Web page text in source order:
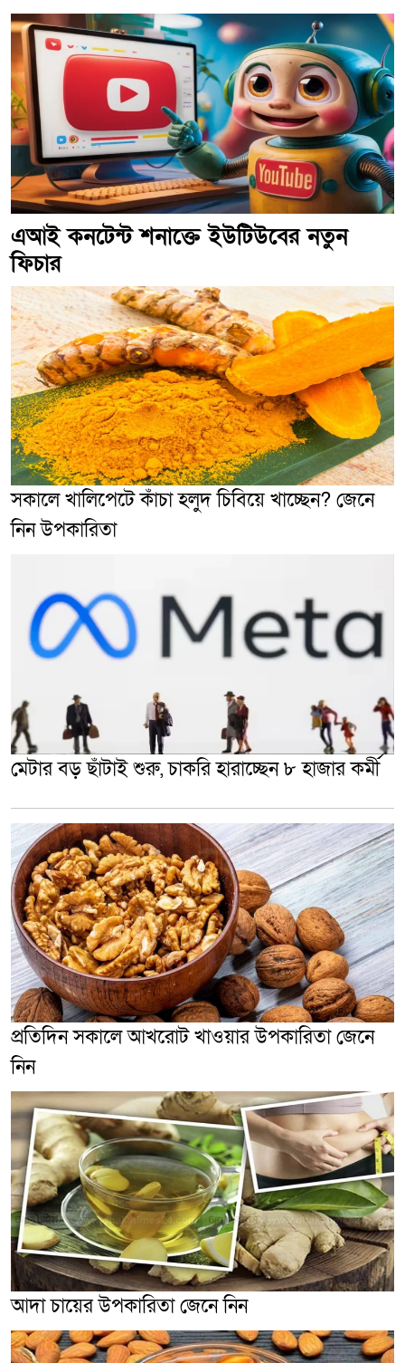
এআই কনটেন্ট শনাক্তে ইউটিউবের নতুন
ফিচার
সকালে খালিপেটে কাঁচা হলুদ চিবিয়ে খাচ্ছেন? জেনে
নিন উপকারিতা
মেটার বড় ছাঁটাই শুরু, চাকরি হারাচ্ছেন ৮ হাজার কর্মী
প্রতিদিন সকালে আখরোট খাওয়ার উপকারিতা জেনে
নিন
আদা চায়ের উপকারিতা জেনে নিন